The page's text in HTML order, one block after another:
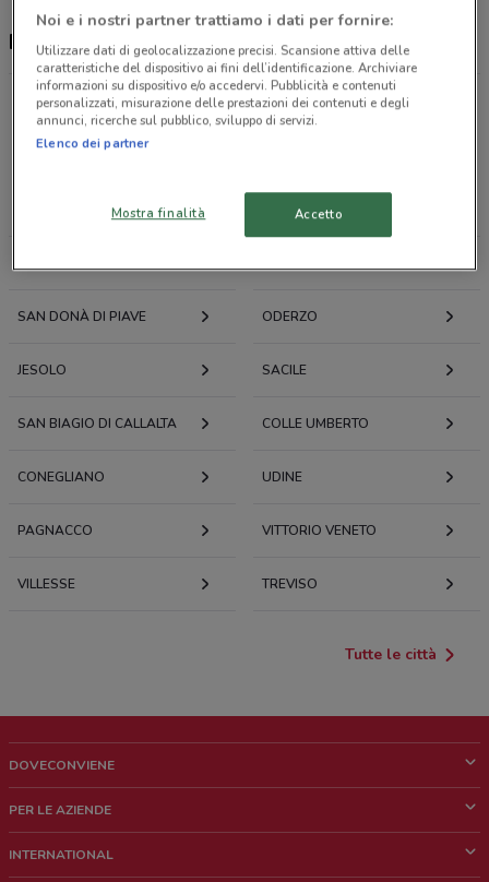
Findomestic, offerte e negozi
Offerte volantini e cataloghi per città nelle vicinanze
PORTOGRUARO FIUME VENETO
SAN DONÀ DI PIAVE ODERZO
JESOLO SACILE
SAN BIAGIO DI CALLALTA COLLE UMBERTO
CONEGLIANO UDINE
PAGNACCO VITTORIO VENETO
VILLESSE TREVISO
Tutte le città
DOVECONVIENE
Chi siamo
PER LE AZIENDE
INTERNATIONAL
Noi e i nostri partner trattiamo i dati per fornire:
Utilizzare dati di geolocalizzazione precisi. Scansione attiva delle
caratteristiche del dispositivo ai fini dell’identificazione. Archiviare
informazioni su dispositivo e/o accedervi. Pubblicità e contenuti
personalizzati, misurazione delle prestazioni dei contenuti e degli
annunci, ricerche sul pubblico, sviluppo di servizi.
Elenco dei partner
Mostra finalità Accetto